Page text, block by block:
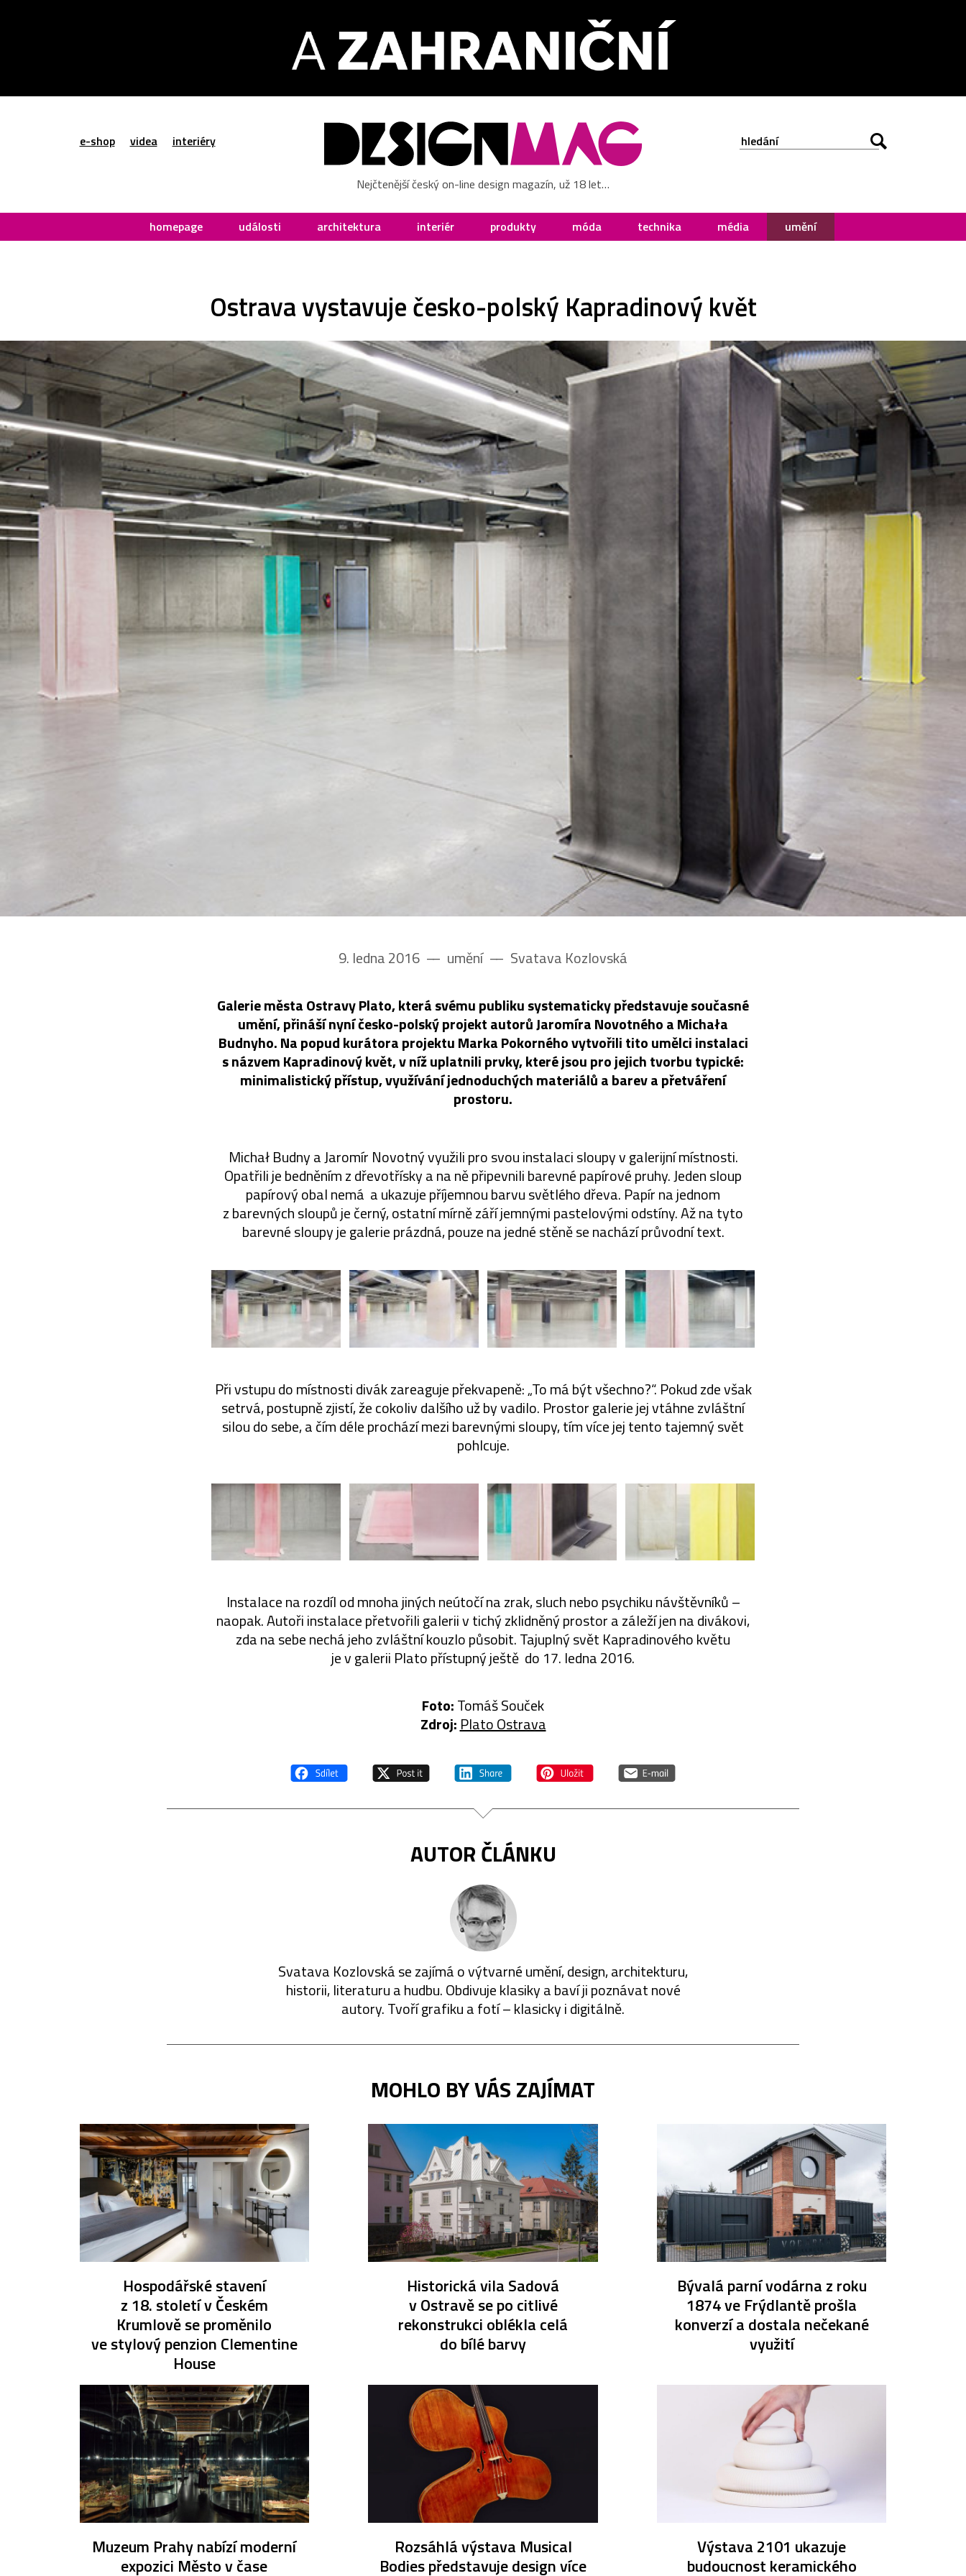
e-shop videa interiéry
Nejčtenější český on-line design magazín, už 18 let…
homepage události architektura interiér produkty móda technika média umění
Ostrava vystavuje česko-polský Kapradinový květ
9. ledna 2016 –– umění –– Svatava Kozlovská
Galerie města Ostravy Plato, která svému publiku systematicky představuje současné
umění, přináší nyní česko-polský projekt autorů Jaromíra Novotného a Michała
Budnyho. Na popud kurátora projektu Marka Pokorného vytvořili tito umělci instalaci
s názvem Kapradinový květ, v níž uplatnili prvky, které jsou pro jejich tvorbu typické:
minimalistický přístup, využívání jednoduchých materiálů a barev a přetváření
prostoru.
Michał Budny a Jaromír Novotný využili pro svou instalaci sloupy v galerijní místnosti.
Opatřili je bedněním z dřevotřísky a na ně připevnili barevné papírové pruhy. Jeden sloup
papírový obal nemá a ukazuje příjemnou barvu světlého dřeva. Papír na jednom
z barevných sloupů je černý, ostatní mírně září jemnými pastelovými odstíny. Až na tyto
barevné sloupy je galerie prázdná, pouze na jedné stěně se nachází průvodní text.
Při vstupu do místnosti divák zareaguje překvapeně: „To má být všechno?“. Pokud zde však
setrvá, postupně zjistí, že cokoliv dalšího už by vadilo. Prostor galerie jej vtáhne zvláštní
silou do sebe, a čím déle prochází mezi barevnými sloupy, tím více jej tento tajemný svět
pohlcuje.
Instalace na rozdíl od mnoha jiných neútočí na zrak, sluch nebo psychiku návštěvníků –
naopak. Autoři instalace přetvořili galerii v tichý zklidněný prostor a záleží jen na divákovi,
zda na sebe nechá jeho zvláštní kouzlo působit. Tajuplný svět Kapradinového květu
je v galerii Plato přístupný ještě do 17. ledna 2016.
Foto:Tomáš Souček
Zdroj:Plato Ostrava
AUTOR ČLÁNKU
Svatava Kozlovská se zajímá o výtvarné umění, design, architekturu,
historii, literaturu a hudbu. Obdivuje klasiky a baví ji poznávat nové
autory. Tvoří grafiku a fotí – klasicky i digitálně.
MOHLO BY VÁS ZAJÍMAT
Hospodářské stavení
z 18. století v Českém
Krumlově se proměnilo
ve stylový penzion Clementine
House
Historická vila Sadová
v Ostravě se po citlivé
rekonstrukci oblékla celá
do bílé barvy
Bývalá parní vodárna z roku
1874 ve Frýdlantě prošla
konverzí a dostala nečekané
využití
Muzeum Prahy nabízí moderní
expozici Město v čase
Rozsáhlá výstava Musical
Bodies představuje design více
Výstava 2101 ukazuje
budoucnost keramického